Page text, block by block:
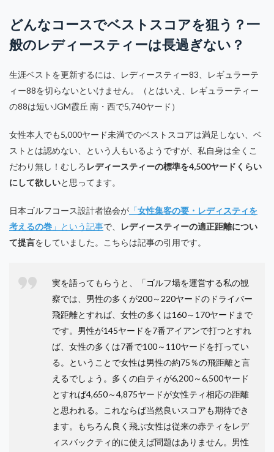
どんなコースでベストスコアを狙う？一
般のレディースティーは長過ぎない？
生涯ベストを更新するには、レディースティー83、レギュラーテ
ィー88を切らないといけません。（とはいえ、レギュラーティー
の88は短いJGM霞丘 南・西で5,740ヤード）
女性本人でも5,000ヤード未満でのベストスコアは満足しない、ベ
ストとは認めない、という人もいるようですが、私自身は全くこ
だわり無し！むしろ レディースティーの標準を4,500ヤードくらい
にして欲しいと思ってます。
日本ゴルフコース設計者協会が 「女性集客の要・レディスティを
考えるの巻 」という記事で、
レディースティーの適正距離につい
て提言をしていました。こちらは記事の引用です。
実を語ってもらうと、「ゴルフ場を運営する私の観
察では、男性の多くが200～220ヤードのドライバー
飛距離とすれば、女性の多くは160～170ヤードまで
です。男性が145ヤードを7番アイアンで打つとすれ
ば、女性の多くは7番で100～110ヤードを打ってい
る。ということで女性は男性の約75％の飛距離と言
えるでしょう。 多くの白ティが6,200～6,500ヤード
とすれば4,650～4,875ヤードが女性ティ相応の距離
と思われる。これならば当然良いスコアも期待でき
ます。もちろん良く飛ぶ女性は従来の赤ティをレデ
ィスバックティ的に使えば問題はありません。男性